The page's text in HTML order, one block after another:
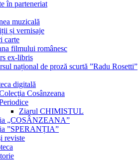
în parteneriat
muzicală
și vernisaje
carte
filmului românesc
ex-libris
național de proză scurtă ”Radu Rosetti”
digitală
Cosânzeana
Ziarul CHIMISTUL
„COSÂNZEANA”
”SPERANȚIA”
reviste